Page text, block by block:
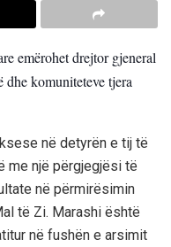
emërohet drejtor gjeneral
komuniteteve tjera
në detyrën e tij të
me një përgjegjësi të
në përmirësimin
të Zi. Marashi është
në fushën e arsimit